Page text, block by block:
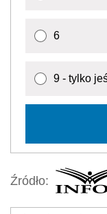
6
9 - tylko
Źródło: